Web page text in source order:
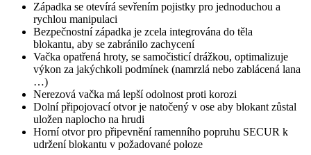
Západka se otevírá sevřením pojistky pro jednoduchou a
rychlou manipulaci
Bezpečnostní západka je zcela integrována do těla
blokantu, aby se zabránilo zachycení
Vačka opatřená hroty, se samočisticí drážkou, optimalizuje
výkon za jakýchkoli podmínek (namrzlá nebo zablácená lana
…)
Nerezová vačka má lepší odolnost proti korozi
Dolní připojovací otvor je natočený v ose aby blokant zůstal
uložen naplocho na hrudi
Horní otvor pro připevnění ramenního popruhu SECUR k
udržení blokantu v požadované poloze